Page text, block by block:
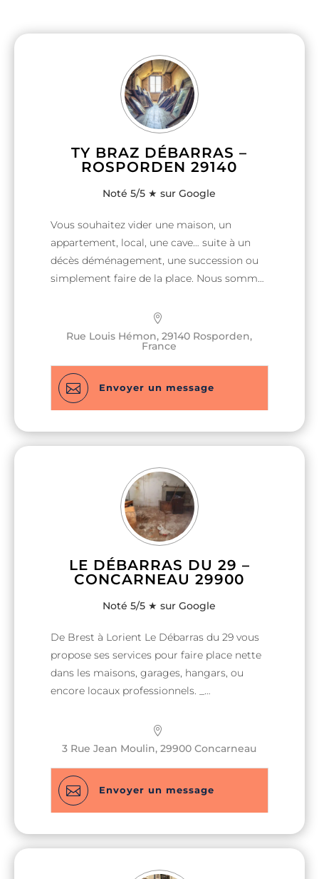
TY BRAZ DÉBARRAS –
ROSPORDEN 29140
Noté 5/5 ★ sur Google
Vous souhaitez vider une maison, un
appartement, local, une cave… suite à un
décès déménagement, une succession ou
simplement faire de la place. Nous sommes
Rue Louis Hémon, 29140 Rosporden,
France
 Envoyer un message
LE DÉBARRAS DU 29 –
CONCARNEAU 29900
Noté 5/5 ★ sur Google
De Brest à Lorient Le Débarras du 29 vous
propose ses services pour faire place nette
dans les maisons, garages, hangars, ou
encore locaux professionnels. _
immobilières. _ Travail rapide et soigné. _n °
Siret
3 Rue Jean Moulin, 29900 Concarneau
 Envoyer un message
Nom & Prénom*
Nom & Prénom*